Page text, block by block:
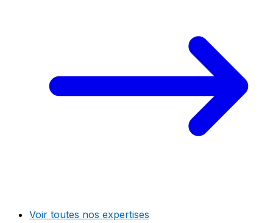
Voir toutes nos expertises